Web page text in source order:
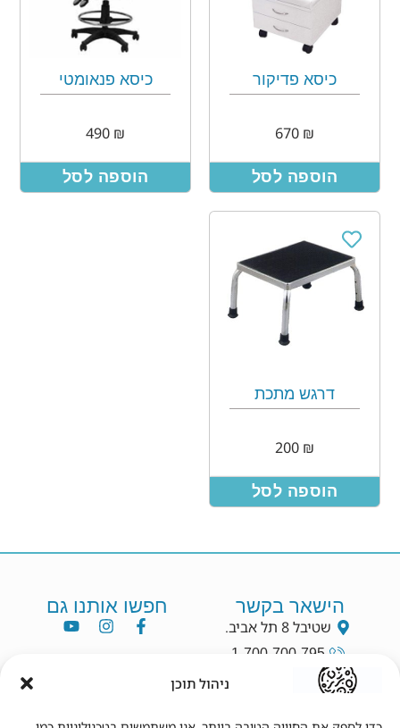
ניהול תוכן
כיסא פדיקור
₪
670
הוספה לסל
כיסא פנאומטי
₪
הוספה לסל
דרגש מתכת
₪
200
הוספה לסל
הישאר בקשר
שטיבל 8 תל אביב.
1-700-700-795
info@dryang.co.il
חפשו אותנו גם